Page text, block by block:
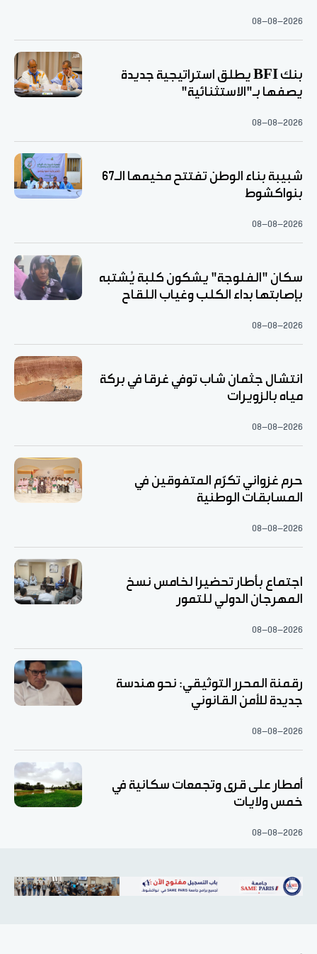
08-08-2026
بنك BFI يطلق استراتيجية جديدة
يصفها بـ"الاستثنائية"
08-08-2026
شبيبة بناء الوطن تفتتح مخيمها الـ67
بنواكشوط
08-08-2026
سكان "الفلوجة" يشكون كلبة يُشتبه
بإصابتها بداء الكلب وغياب اللقاح
08-08-2026
انتشال جثمان شاب توفي غرقا في بركة
مياه بالزويرات
08-08-2026
حرم غزواني تكرّم المتفوقين في
المسابقات الوطنية
08-08-2026
اجتماع بأطار تحضيرا لخامس نسخ
المهرجان الدولي للتمور
08-08-2026
رقمنة المحرر التوثيقي: نحو هندسة
جديدة للأمن القانوني
08-08-2026
أمطار على قرى وتجمعات سكانية في
خمس ولايات
08-08-2026